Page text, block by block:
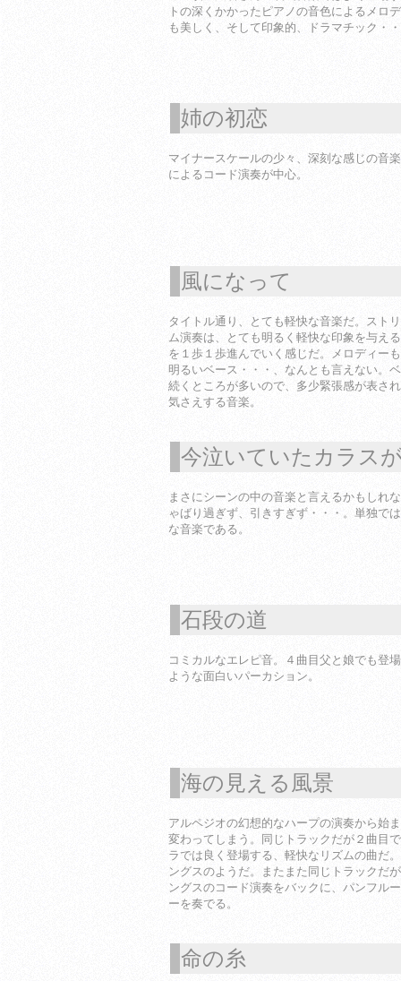
トの深くかかったピアノの音色によるメロ
も美しく、そして印象的、ドラマチック・
姉の初恋
マイナースケールの少々、深刻な感じの音
によるコード演奏が中心。
風になって
タイトル通り、とても軽快な音楽だ。スト
ム演奏は、とても明るく軽快な印象を与え
を１歩１歩進んでいく感じだ。メロディー
明るいベース・・・、なんとも言えない。
続くところが多いので、多少緊張感が表さ
気さえする音楽。
今泣いていたカラス
まさにシーンの中の音楽と言えるかもしれ
ゃばり過ぎず、引きすぎず・・・。単独で
な音楽である。
石段の道
コミカルなエレピ音。４曲目父と娘でも登
ような面白いパーカション。
海の見える風景
アルペジオの幻想的なハープの演奏から始
変わってしまう。同じトラックだが２曲目
ラでは良く登場する、軽快なリズムの曲だ
ングスのようだ。またまた同じトラックだ
ングスのコード演奏をバックに、パンフル
ーを奏でる。
命の糸